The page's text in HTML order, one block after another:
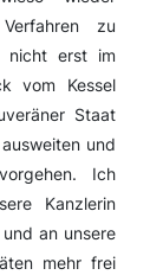
zu
nicht erst im
vom Kessel
Staat
und
Ich
Kanzlerin
an unsere
mehr frei